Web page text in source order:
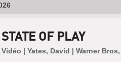
STATE OF PLAY
Vidéo | Yates, David | Warner Bros,